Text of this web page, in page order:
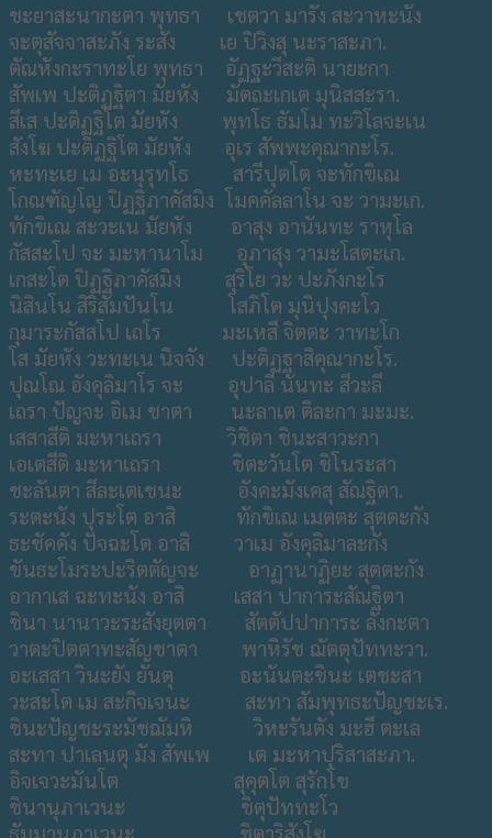
ชะยาสะนากะตา พุทธา เชตวา มารัง สะวาหะนัง
จะตุสัจจาสะภัง ระสัง เย ปิวิงสุ นะราสะภา.
ตัณหังกะราทะโย พุทธา อัฏฐะวีสะติ นายะกา
สัพเพ ปะติฏฐิตา มัยหัง มัตถะเกเต มุนิสสะรา.
สีเส ปะติฏฐิโต มัยหัง พุทโธ ธัมโม ทะวิโลจะเน
สังโฆ ปะติฏฐิโต มัยหัง อุเร สัพพะคุณากะโร.
หะทะเย เม อะนุรุทโธ สารีปุตโต จะทักขิเณ
โกณฑัญโญ ปิฏฐิภาคัสมิง โมคคัลลาโน จะ วามะเก.
ทักขิเณ สะวะเน มัยหัง อาสุง อานันทะ ราหุโล
กัสสะโป จะ มะหานาโม อุภาสุง วามะโสตะเก.
เกสะโต ปิฏฐิภาคัสมิง สุริโย วะ ปะภังกะโร
นิสินโน สิริสัมปันโน โสภิโต มุนิปุงคะโว
กุมาระกัสสโป เถโร มะเหสี จิตตะ วาทะโก
โส มัยหัง วะทะเน นิจจัง ปะติฏฐาสิคุณากะโร.
ปุณโณ อังคุลิมาโร จะ อุปาลี นันทะ สีวะลี
เถรา ปัญจะ อิเม ชาตา นะลาเต ติละกา มะมะ.
เสสาสีติ มะหาเถรา วิชิตา ชินะสาวะกา
เอเตสีติ มะหาเถรา ชิตะวันโต ชิโนระสา
ชะลันตา สีละเตเชนะ อังคะมังเคสุ สัณฐิตา.
ระตะนัง ปุระโต อาสิ ทักขิเณ เมตตะ สุตตะกัง
ธะชัคคัง ปัจฉะโต อาสิ วาเม อังคุลิมาละกัง
ขันธะโมระปะริตตัญจะ อาฏานาฏิยะ สุตตะกัง
อากาเส ฉะทะนัง อาสิ เสสา ปาการะสัณฐิตา
ชินา นานาวะระสังยุตตา สัตตัปปาการะ ลังกะตา
วาตะปิตตาทะสัญชาตา พาหิรัช ฌัตตุปัททะวา.
อะเสสา วินะยัง ยันตุ อะนันตะชินะ เตชะสา
วะสะโต เม สะกิจเจนะ สะทา สัมพุทธะปัญชะเร.
ชินะปัญชะระมัชฌัมหิ วิหะรันตัง มะฮี ตะเล
สะทา ปาเลนตุ มัง สัพเพ เต มะหาปุริสาสะภา.
อิจเจวะมันโต สุคุตโต สุรักโข
ชินานุภาเวนะ ชิตุปัททะโว